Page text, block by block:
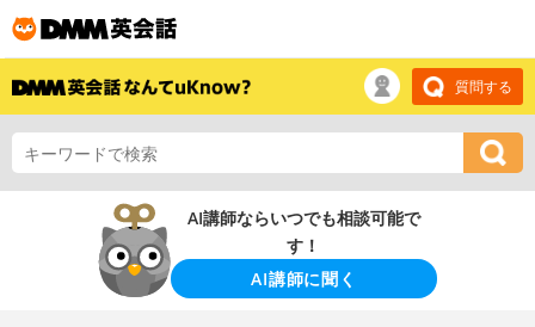
質問する
AI講師ならいつでも相談可能で
す！
AI講師に聞く